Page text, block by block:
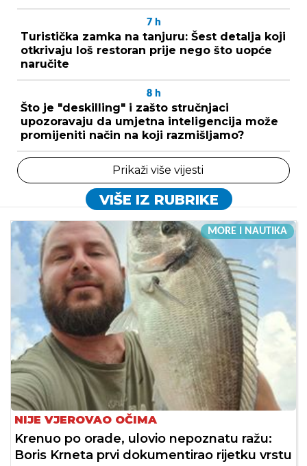
7 h
Turistička zamka na tanjuru: Šest detalja koji
otkrivaju loš restoran prije nego što uopće
naručite
8 h
Što je "deskilling" i zašto stručnjaci
upozoravaju da umjetna inteligencija može
promijeniti način na koji razmišljamo?
Prikaži više vijesti
VIŠE IZ RUBRIKE
MORE I NAUTIKA
NIJE VJEROVAO OČIMA
Krenuo po orade, ulovio nepoznatu ražu:
Boris Krneta prvi dokumentirao rijetku vrstu